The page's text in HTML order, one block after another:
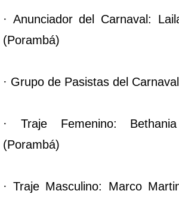
· Anunciador del Carnaval:
(Porambá)
· Grupo de Pasistas del
· Traje Femenino:
(Porambá)
· Traje Masculino: Marco